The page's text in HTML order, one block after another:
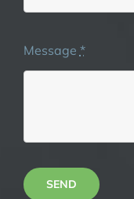
Message *
SEND